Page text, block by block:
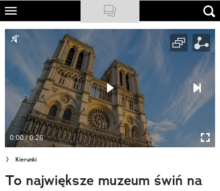
Skip
main
NATIONAL GEOGRAPHIC
PODCASTY
Sklep
Newsletter
Cuda Polski
Wielki Konkurs Fotograficzny
Trendbook Podróżniczy
0:00 / 0:26
Kierunki
To największe muzeum świń na